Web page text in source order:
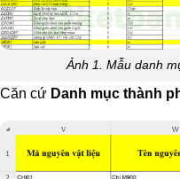
Ảnh 1. Mẫu danh
Căn cứ Danh mục thành